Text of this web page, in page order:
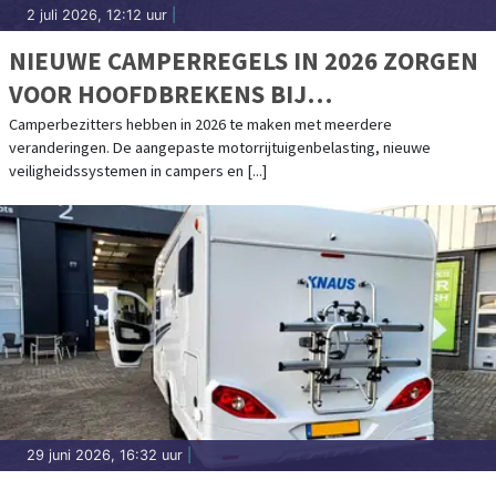
2 juli 2026, 12:12 uur
NIEUWE CAMPERREGELS IN 2026 ZORGEN
VOOR HOOFDBREKENS BIJ
CAMPERBEZITTERS
Camperbezitters hebben in 2026 te maken met meerdere
veranderingen. De aangepaste motorrijtuigenbelasting, nieuwe
veiligheidssystemen in campers en [...]
29 juni 2026, 16:32 uur